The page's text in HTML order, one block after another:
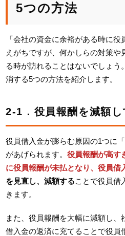
5つの方法
「会社の資金に余裕がある時に
えがちですが、何かしらの対策や
る時が訪れることはないでしょ
消する5つの方法を紹介します。
2-1．役員報酬を減額し
役員借入金が膨らむ原因の1つに
があげられます。役員報酬が高す
に役員報酬が未払となり、役員借
を見直し、減額することで役員借
きます。
また、役員報酬を大幅に減額し、
借入金の返済に充てることで役員